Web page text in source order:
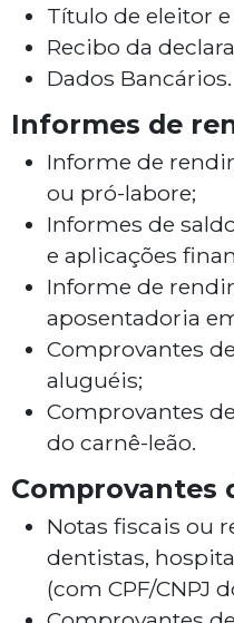
Título de eleitor
Recibo da
Dados Bancários.
Informes de
Informe de
ou pró-labore;
Informes de
e aplicações
Informe de
aposentadoria
Comprovantes
aluguéis;
Comprovantes
do carnê-leão.
Comprovantes
Notas fiscais ou
dentistas,
(com CPF/CNPJ